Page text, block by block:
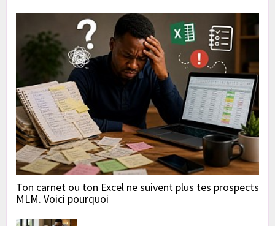
Ton carnet ou ton Excel ne suivent plus tes prospects
MLM. Voici pourquoi